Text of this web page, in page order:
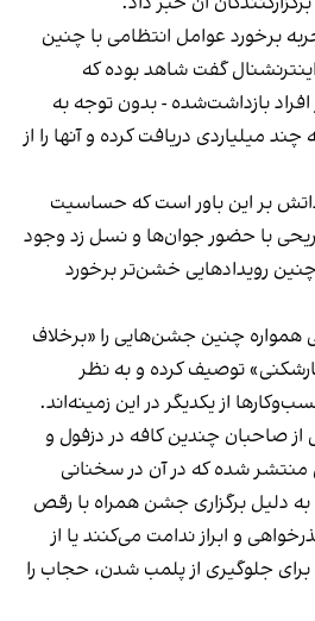
برخورد عوامل انتظامی با چنین
گفت شاهد بوده که
بازداشت‌‌شده - بدون توجه به
میلیاردی دریافت کرده و آنها را از
بر این باور است که حساسیت
با حضور جوان‌ها و نسل زد وجود
چنین رویدادهایی خشن‌تر برخورد
چنین جشن‌هایی را «برخلاف
توصیف کرده و به نظر
از یکدیگر در این زمینه‌اند.
از صاحبان چندین کافه در دزفول و
منتشر شده که در آن در سخنانی
به دلیل برگزاری جشن همراه با رقص
و ابراز ندامت می‌کنند یا از
جلوگیری از پلمب شدن، حجاب را